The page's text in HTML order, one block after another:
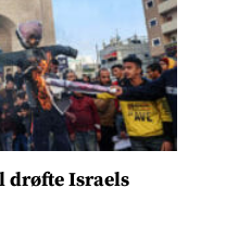
drøfte Israels